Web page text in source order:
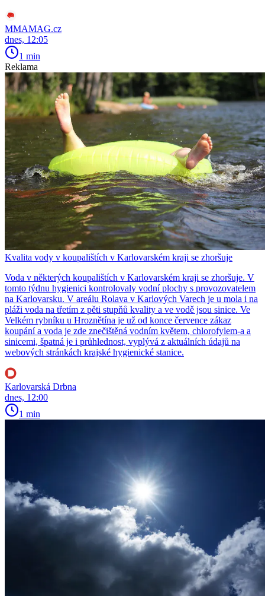
MMAMAG.cz
dnes, 12:05
1 min
Reklama
Kvalita vody v koupalištích v Karlovarském kraji se zhoršuje
Voda v některých koupalištích v Karlovarském kraji se zhoršuje. V
tomto týdnu hygienici kontrolovaly vodní plochy s provozovatelem
na Karlovarsku. V areálu Rolava v Karlových Varech je u mola i na
pláži voda na třetím z pěti stupňů kvality a ve vodě jsou sinice. Ve
Velkém rybníku u Hroznětína je už od konce července zákaz
koupání a voda je zde znečištěná vodním květem, chlorofylem-a a
sinicemi, špatná je i průhlednost, vyplývá z aktuálních údajů na
webových stránkách krajské hygienické stanice.
Karlovarská Drbna
dnes, 12:00
1 min